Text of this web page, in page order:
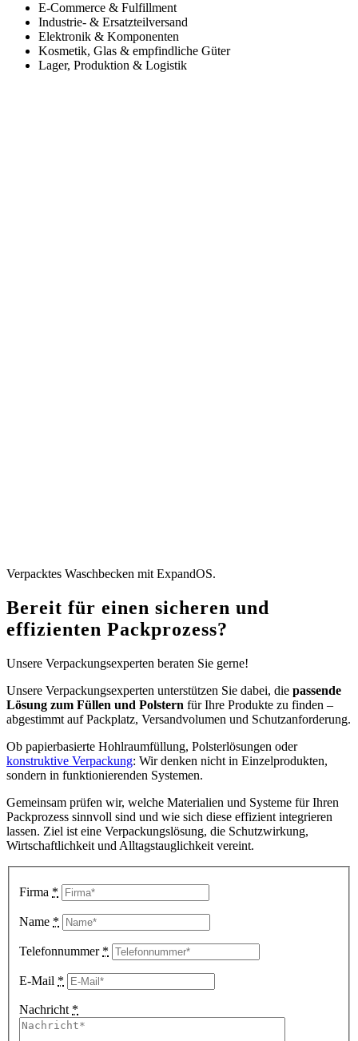
E-Commerce & Fulfillment
Industrie- & Ersatzteilversand
Elektronik & Komponenten
Kosmetik, Glas & empfindliche Güter
Lager, Produktion & Logistik
Verpacktes Waschbecken mit ExpandOS.
Bereit für einen sicheren und
effizienten Packprozess?
Unsere Verpackungsexperten beraten Sie gerne!
Unsere Verpackungsexperten unterstützen Sie dabei, die passende
Lösung zum Füllen und Polstern für Ihre Produkte zu finden –
abgestimmt auf Packplatz, Versandvolumen und Schutzanforderung.
Ob papierbasierte Hohlraumfüllung, Polsterlösungen oder
konstruktive Verpackung: Wir denken nicht in Einzelprodukten,
sondern in funktionierenden Systemen.
Gemeinsam prüfen wir, welche Materialien und Systeme für Ihren
Packprozess sinnvoll sind und wie sich diese effizient integrieren
lassen. Ziel ist eine Verpackungslösung, die Schutzwirkung,
Wirtschaftlichkeit und Alltagstauglichkeit vereint.
Firma *
Name *
Telefonnummer *
E-Mail *
Nachricht *